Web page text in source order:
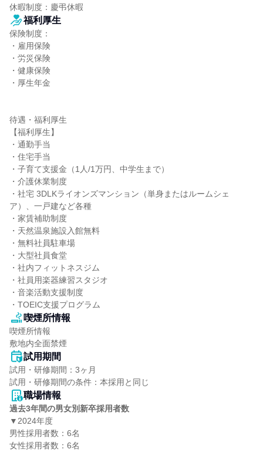
休暇制度：慶弔休暇
福利厚生
保険制度：
・雇用保険
・労災保険
・健康保険
・厚生年金
待遇・福利厚生
【福利厚生】
・通勤手当
・住宅手当
・子育て支援金（1人/1万円、中学生まで）
・介護休業制度
・社宅 3DLKライオンズマンション（単身またはルームシェ
ア）、一戸建など各種
・家賃補助制度
・天然温泉施設入館無料
・無料社員駐車場
・大型社員食堂
・社内フィットネスジム
・社員用楽器練習スタジオ
・音楽活動支援制度
・TOEIC支援プログラム
喫煙所情報
喫煙所情報
敷地内全面禁煙
試用期間
試用・研修期間：3ヶ月
職場情報
過去3年間の男女別新卒採用者数
▼2024年度
男性採用者数：6名
女性採用者数：6名